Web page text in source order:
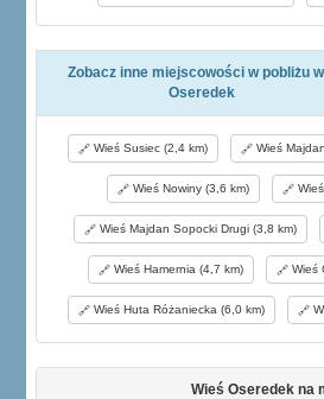
Zobacz inne miejscowości w pobliżu
Oseredek
Wieś Susiec (2,4 km) Wieś
Wieś Nowiny (3,6 km) Wieś
Wieś Majdan Sopocki Drugi (3,8 km)
Wieś Hamernia (4,7 km) Wieś
Wieś Huta Różaniecka (6,0 km)
Wieś Oseredek na